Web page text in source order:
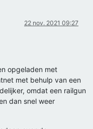
22 nov. 2021 09:27
opgeladen met
met behulp van een
omdat een railgun
dan snel weer